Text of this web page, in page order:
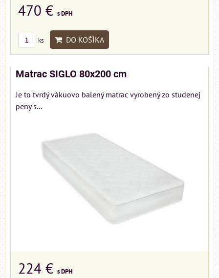
470 € s DPH
ks DO KOŠÍKA
Matrac SIGLO 80x200 cm
Je to tvrdý vákuovo balený matrac vyrobený zo studenej
peny s...
224 € s DPH